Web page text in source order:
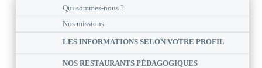
Qui sommes-nous ?
Nos missions
LES INFORMATIONS SELON VOTRE PROFIL
NOS RESTAURANTS PÉDAGOGIQUES